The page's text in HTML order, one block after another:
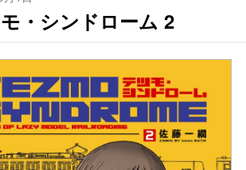
・シンドローム 2